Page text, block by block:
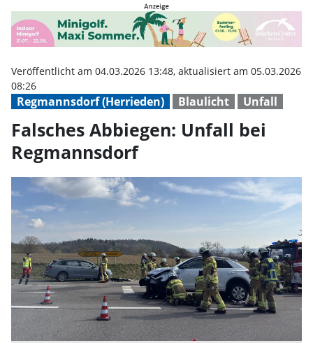
Falsches Abbiegen: Unfall bei
Regmannsdorf (Herrieden) Blaulicht Unfall
Veröffentlicht am 04.03.2026 13:48, aktualisiert am 05.03.2026
08:26
Falsches Abbiegen: Unfall bei
Regmannsdorf